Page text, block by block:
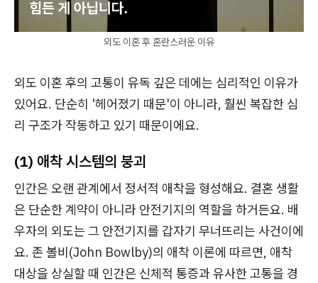
외도 이혼 후 혼란스러운 이유
외도 이혼 후의 고통이 유독 깊은 데에는 심리적인 이유가
있어요. 단순히 '헤어졌기 때문'이 아니라, 훨씬 복잡한 심
리 구조가 작동하고 있기 때문이에요.
(1) 애착 시스템의 붕괴
인간은 오랜 관계에서 정서적 애착을 형성해요. 결혼 생활
은 단순한 계약이 아니라 안전기지의 역할을 하거든요. 배
우자의 외도는 그 안전기지를 갑자기 무너뜨리는 사건이에
요. 존 볼비(John Bowlby)의 애착 이론에 따르면, 애착
대상을 상실할 때 인간은 신체적 통증과 유사한 고통을 경